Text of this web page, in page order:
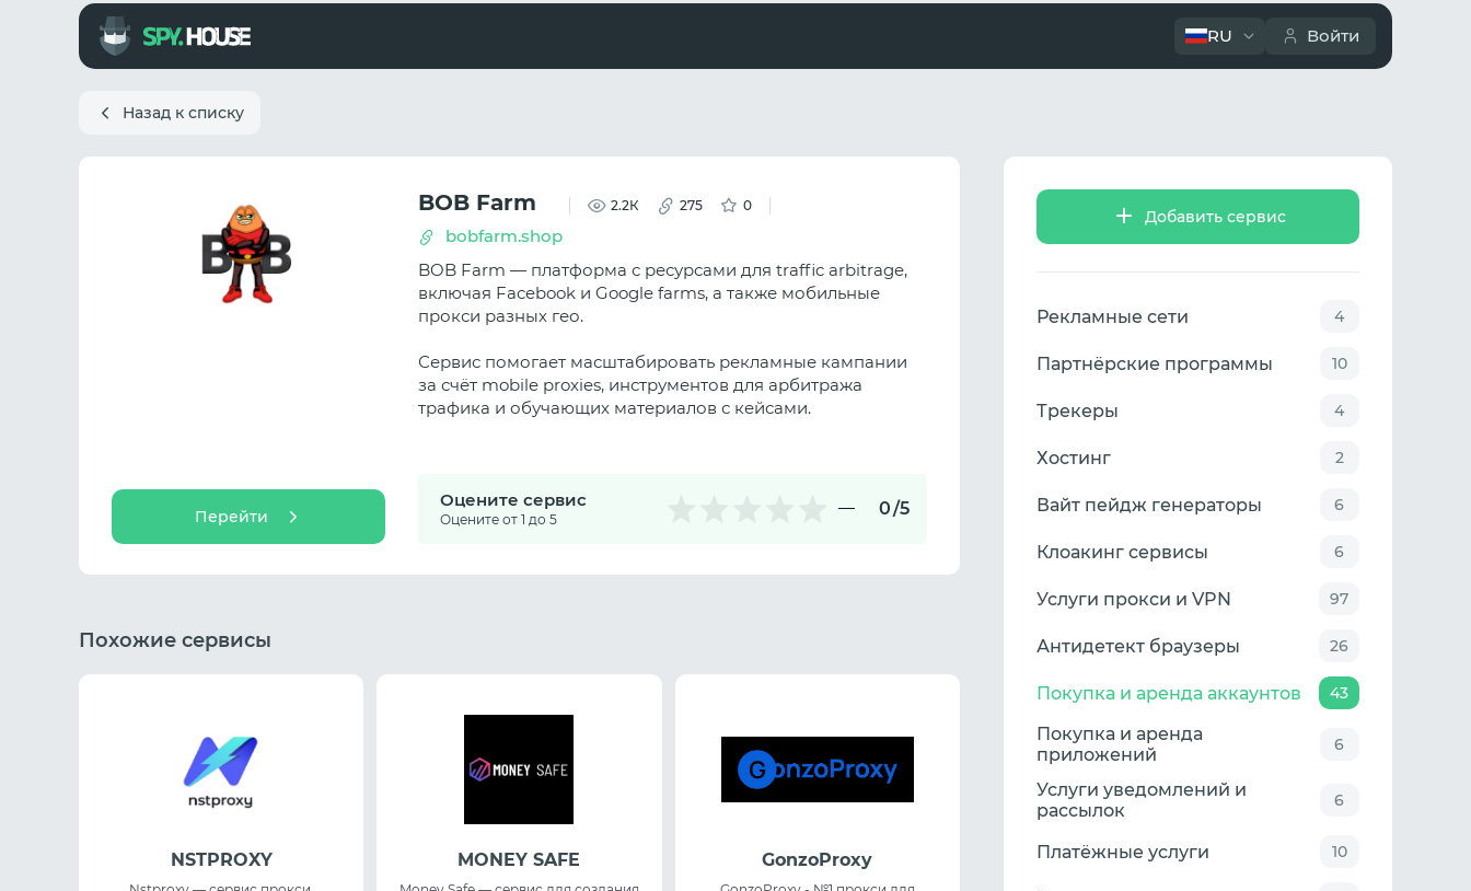
RU Войти
Назад к списку
bobfarm.shop
BOB Farm 2.2К 275 0
BOB Farm — платформа с ресурсами для traffic arbitrage,
включая Facebook и Google farms, а также мобильные
прокси разных гео.
Сервис помогает масштабировать рекламные кампании
за счёт mobile proxies, инструментов для арбитража
трафика и обучающих материалов с кейсами.
Перейти
Оцените сервис
Оцените от 1 до 5 0/5
Похожие сервисы
NSTPROXY MONEY SAFE GonzoProxy
Добавить сервис
Рекламные сети 4
Партнёрские программы 10
Трекеры 4
Хостинг 2
Вайт пейдж генераторы 6
Клоакинг сервисы 6
Услуги прокси и VPN 97
Антидетект браузеры 26
Покупка и аренда аккаунтов 43
Покупка и аренда
приложений
6
Услуги уведомлений и
рассылок
6
Платёжные услуги 10